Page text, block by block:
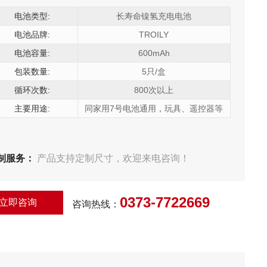
电池类型:
长寿命镍氢充电电池
电池品牌:
TROILY
电池容量:
600mAh
包装数量:
5只/盒
循环次数:
800次以上
主要用途:
同家用7号电池通用，玩具、遥控器等
服务： 产品支持定制尺寸，欢迎来电咨询！
即咨询 咨询热线： 0373-7722669